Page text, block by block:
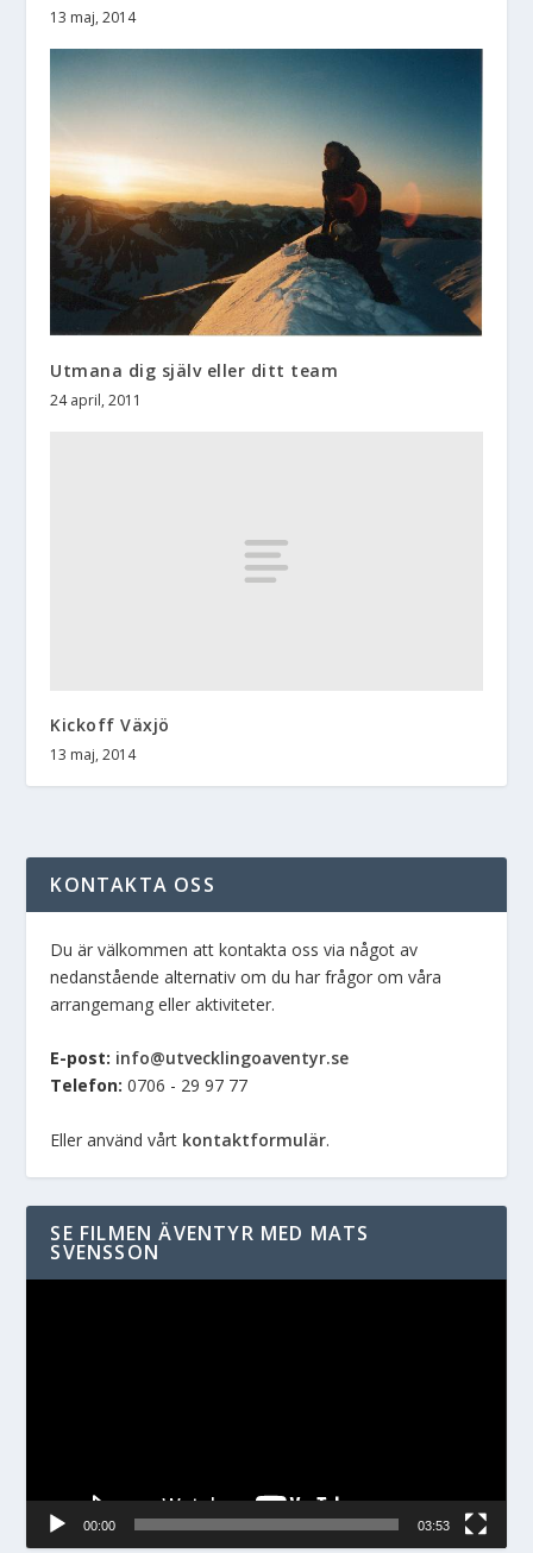
13 maj, 2014
Utmana dig själv eller ditt team
24 april, 2011
Kickoff Växjö
13 maj, 2014
KONTAKTA OSS
Du är välkommen att kontakta oss via något av
nedanstående alternativ om du har frågor om våra
arrangemang eller aktiviteter.
E-post: info@utvecklingoaventyr.se
Telefon: 0706 - 29 97 77
Eller använd vårt kontaktformulär.
SE FILMEN ÄVENTYR MED MATS
SVENSSON
00:00 03:53